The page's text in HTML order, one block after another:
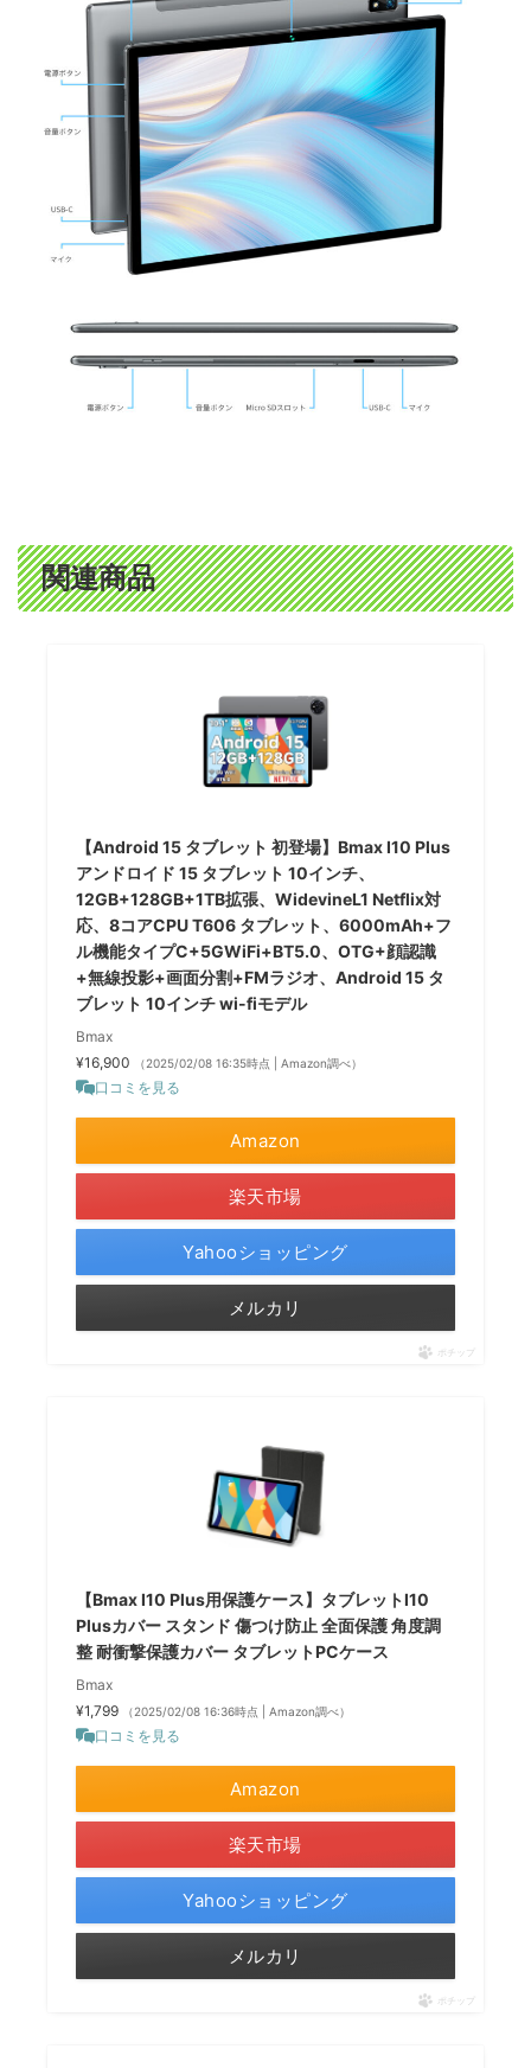
関連商品
【Android 15 タブレット 初登場】Bmax I10 Plus
アンドロイド 15 タブレット 10インチ、
12GB+128GB+1TB拡張、WidevineL1 Netflix対
応、8コアCPU T606 タブレット、6000mAh+フ
ル機能タイプC+5GWiFi+BT5.0、OTG+顔認識
+無線投影+画面分割+FMラジオ、Android 15 タ
ブレット 10インチ wi-fiモデル
Bmax
¥16,900
（2025/02/08 16:35時点 | Amazon調べ）
口コミを見る
Amazon
楽天市場
Yahooショッピング
メルカリ
ポチップ
【Bmax I10 Plus用保護ケース】タブレットI10
Plusカバー スタンド 傷つけ防止 全面保護 角度調
整 耐衝撃保護カバー タブレットPCケース
Bmax
¥1,799
（2025/02/08 16:36時点 | Amazon調べ）
口コミを見る
Amazon
楽天市場
Yahooショッピング
メルカリ
ポチップ